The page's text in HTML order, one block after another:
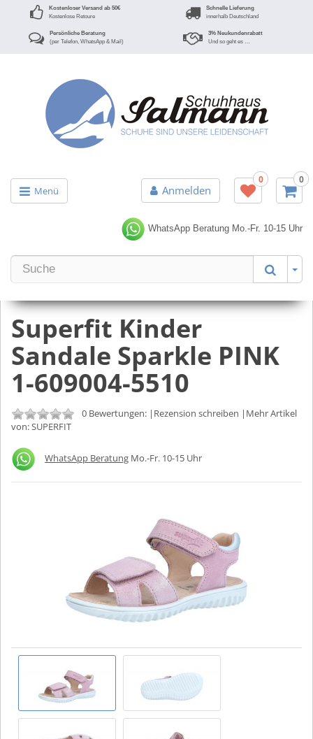
Kostenloser Versand ab 50€
Kostenlose Retoure
Schnelle Lieferung
innerhalb Deutschland
Persönliche Beratung
(per Telefon, WhatsApp & Mail)
3% Neukundenrabatt
Und so geht es …
Menü Anmelden
0 0
WhatsApp Beratung Mo.-Fr. 10-15 Uhr
Superfit Kinder
Sandale Sparkle PINK
1-609004-5510
0 Bewertungen: | Rezension schreiben |Mehr Artikel
von:SUPERFIT
WhatsApp Beratung Mo.-Fr. 10-15 Uhr